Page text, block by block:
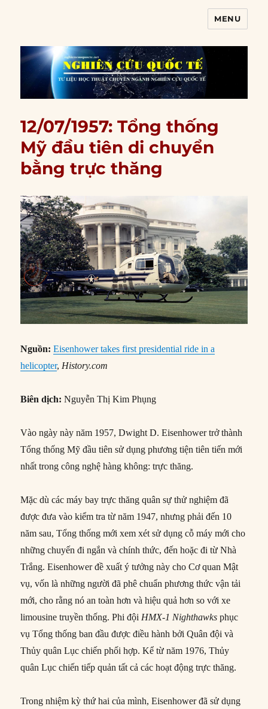
MENU
12/07/1957: Tổng thống
Mỹ đầu tiên di chuyển
bằng trực thăng
Nguồn: Eisenhower takes first presidential ride in a
helicopter, History.com
Biên dịch: Nguyễn Thị Kim Phụng
Vào ngày này năm 1957, Dwight D. Eisenhower trở thành
Tổng thống Mỹ đầu tiên sử dụng phương tiện tiên tiến mới
nhất trong công nghệ hàng không: trực thăng.
Mặc dù các máy bay trực thăng quân sự thử nghiệm đã
được đưa vào kiểm tra từ năm 1947, nhưng phải đến 10
năm sau, Tổng thống mới xem xét sử dụng cỗ máy mới cho
những chuyến đi ngắn và chính thức, đến hoặc đi từ Nhà
Trắng. Eisenhower đề xuất ý tưởng này cho Cơ quan Mật
vụ, vốn là những người đã phê chuẩn phương thức vận tải
mới, cho rằng nó an toàn hơn và hiệu quả hơn so với xe
limousine truyền thống. Phi độiHMX-1 Nighthawksphục
vụ Tổng thống ban đầu được điều hành bởi Quân đội và
Thủy quân Lục chiến phối hợp. Kể từ năm 1976, Thủy
quân Lục chiến tiếp quản tất cả các hoạt động trực thăng.
Trong nhiệm kỳ thứ hai của mình, Eisenhower đã sử dụng